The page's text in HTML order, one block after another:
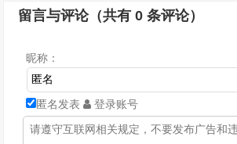
留言与评论（共有0 条评论）
昵称：
匿名发表 登录账号